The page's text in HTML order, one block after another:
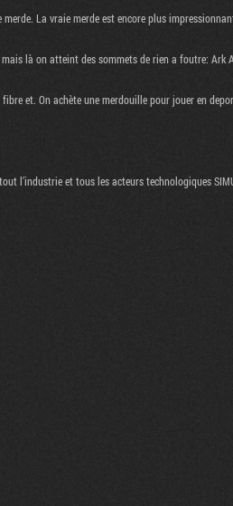
La vraie merde est encore plus
là on atteint des sommets de rien a foutre: Ark
et. On achète une merdouille pour jouer en
l’industrie et tous les acteurs technologiques